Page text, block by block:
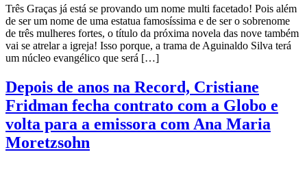
Três Graças já está se provando um nome multi facetado! Pois além
de ser um nome de uma estatua famosíssima e de ser o sobrenome
de três mulheres fortes, o título da próxima novela das nove também
vai se atrelar a igreja! Isso porque, a trama de Aguinaldo Silva terá
um núcleo evangélico que será […]
Depois de anos na Record, Cristiane
Fridman fecha contrato com a Globo e
volta para a emissora com Ana Maria
Moretzsohn